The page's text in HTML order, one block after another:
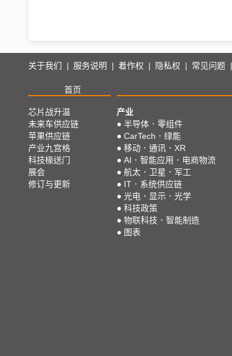
关于我们 服务说明 着作权 隐私权 常见问题
首页
芯片战升温
未来车供应链
苹果供应链
产业九宫格
科技椽送门
展会
修订与更新
产业
● 半导体．零组件
● CarTech．绿能
● 移动．通讯．XR
● AI．智能应用．电商物流
● 航太．卫星．军工
● IT．系统供应链
● 光电．显示．光学
● 科技政策
● 物联科技．智能制造
● 图表